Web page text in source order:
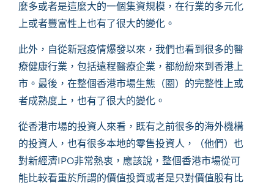
麼多或者是這麼大的一個集資規模，在行業的多元化
上或者豐富性上也有了很大的變化。
此外，自從新冠疫情爆發以來，我們也看到很多的醫
療健康行業，包括遠程醫療企業，都紛紛來到香港上
市。最後，在整個香港市場生態（圈）的完整性上或
者成熟度上，也有了很大的變化。
從香港市場的投資人來看，既有之前很多的海外機構
的投資人，也有很多本地的零售投資人，（他們）也
對新經濟IPO非常熱衷，應該說，整個香港市場從可
能比較看重於所謂的價值投資或者是只對價值股有比